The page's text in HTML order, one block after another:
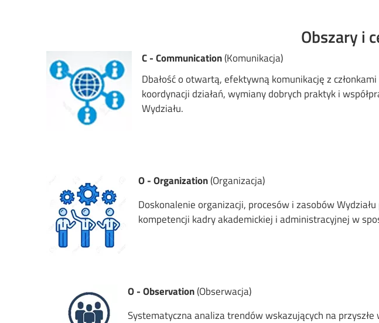
Obszary i
Image C - Communication(Komunikacja)
Dbałość o otwartą, efektywną komunikację z
koordynacji działań, wymiany dobrych praktyk i
Wydziału.
O - Organization(Organizacja)
Doskonalenie organizacji, procesów i zasobów
kompetencji kadry akademickiej i administracyjnej w
O - Observation(Obserwacja)
Systematyczna analiza trendów wskazujących na